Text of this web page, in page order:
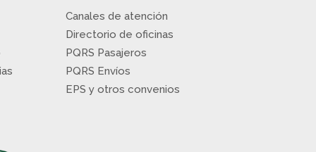
Canales de atención
Directorio de oficinas
PQRS Pasajeros
PQRS Envíos
EPS y otros convenios